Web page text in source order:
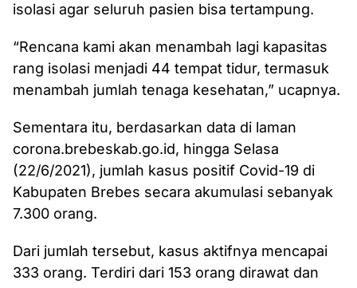
isolasi agar seluruh pasien bisa tertampung.
“Rencana kami akan menambah lagi kapasitas
rang isolasi menjadi 44 tempat tidur‎, termasuk
menambah jumlah tenaga kesehatan,” ucapnya.
Sementara itu, berdasarkan data di laman
corona.brebeskab.go.id, hingga Selasa
(22/6/2021), jumlah kasus positif Covid-19 di
Kabupaten Brebes secara akumulasi sebanyak
7.300 orang.
Dari jumlah tersebut, kasus aktifnya mencapai
333‎ orang. Terdiri dari 153 orang dirawat dan